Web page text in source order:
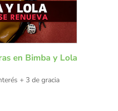
en Bimba y Lola
+ 3 de gracia